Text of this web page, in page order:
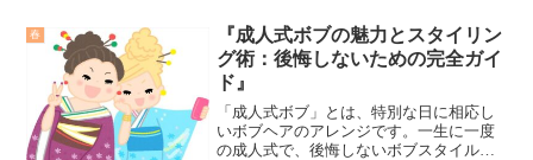
春
『成人式ボブの魅力とスタイリン
グ術：後悔しないための完全ガイ
ド』
「成人式ボブ」とは、特別な日に相応し
いボブヘアのアレンジです。一生に一度
の成人式で、後悔しないボブスタイルを